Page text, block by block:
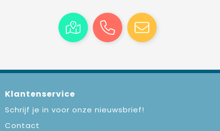
Klantenservice
Schrijf je in voor onze nieuwsbrief!
Contact